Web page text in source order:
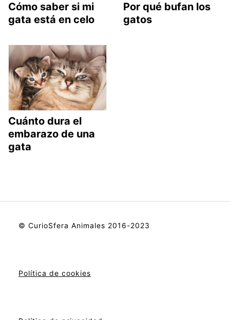
Cómo saber si mi
gata está en celo
Por qué bufan los
gatos
Cuánto dura el
embarazo de una
gata
© CurioSfera Animales 2016-2023
Política de cookies